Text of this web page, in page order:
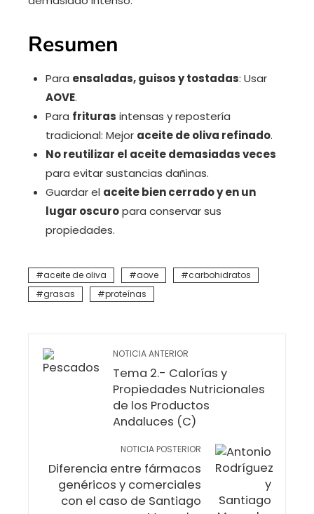
Resumen
Para ensaladas, guisos y tostadas: Usar
AOVE.
Para frituras intensas y repostería
tradicional: Mejor aceite de oliva refinado.
No reutilizar el aceite demasiadas veces
para evitar sustancias dañinas.
Guardar el aceite bien cerrado y en un
lugar oscuropara conservar sus
propiedades.
aceite de oliva aove
carbohidratos
grasas
proteínas
NOTICIA ANTERIOR
Tema 2.- Calorías y
Propiedades Nutricionales
de los Productos
Andaluces (C)
NOTICIA POSTERIOR
Diferencia entre fármacos
genéricos y comerciales
con el caso de Santiago